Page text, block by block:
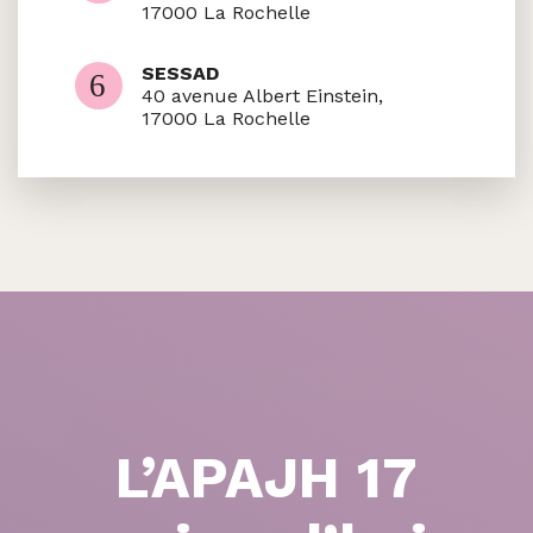
17000 La Rochelle
SESSAD
40 avenue Albert Einstein,
17000 La Rochelle
L’APAJH 17